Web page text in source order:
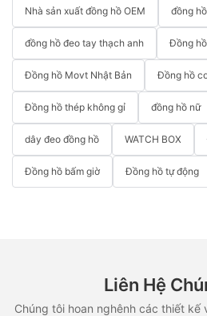
Nhà sản xuất đồng hồ OEM đồng
đồng hồ đeo tay thạch anh Đồng
Đồng hồ Movt Nhật Bản Đồng hồ
Đồng hồ thép không gỉ đồng hồ nữ
dây đeo đồng hồ WATCH BOX
Đồng hồ bấm giờ Đồng hồ tự động
Liên Hệ
Chúng tôi hoan nghênh các thiết